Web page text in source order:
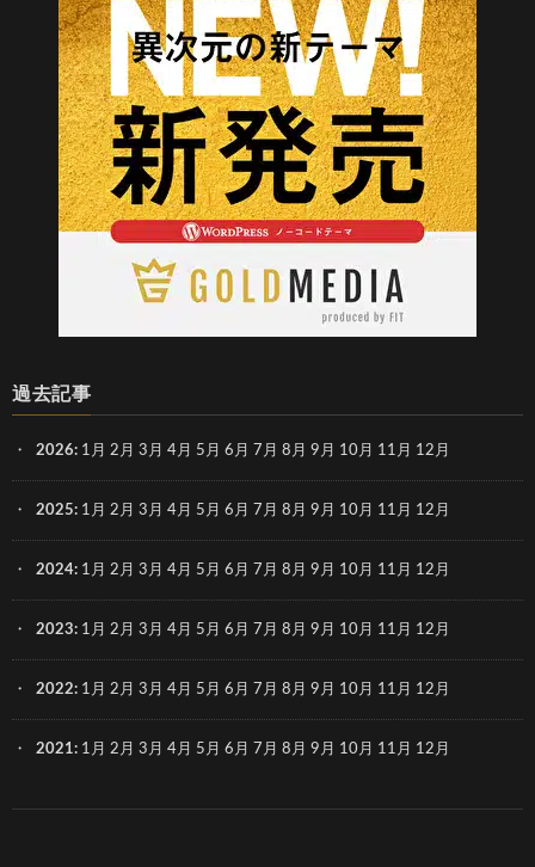
過去記事
2026: 1月 2月 3月 4月 5月 6月 7月 8月 9月 10月 11月 12月
2025: 1月 2月 3月 4月 5月 6月 7月 8月 9月 10月 11月 12月
2024: 1月 2月 3月 4月 5月 6月 7月 8月 9月 10月 11月 12月
2023: 1月 2月 3月 4月 5月 6月 7月 8月 9月 10月 11月 12月
2022: 1月 2月 3月 4月 5月 6月 7月 8月 9月 10月 11月 12月
2021: 1月 2月 3月 4月 5月 6月 7月 8月 9月 10月 11月 12月